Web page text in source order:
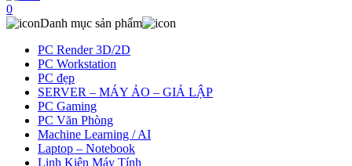
0
Danh mục sản phẩm
PC Render 3D/2D
PC Workstation
PC đẹp
SERVER – MÁY ẢO – GIẢ LẬP
PC Gaming
PC Văn Phòng
Machine Learning / AI
Laptop – Notebook
Linh Kiện Máy Tính